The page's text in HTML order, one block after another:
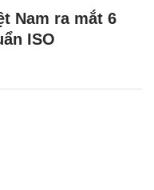
Nam ra mắt 6
ISO